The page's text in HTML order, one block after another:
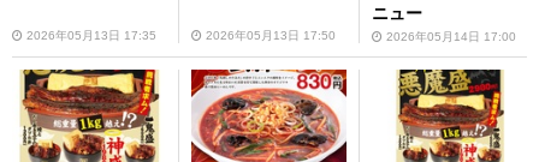
2026年05月13日 17:35 2026年05月13日 17:50
ニュー
2026年05月14日 17:00